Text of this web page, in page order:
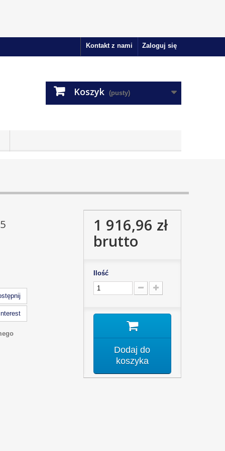
Zaloguj się
Kontakt z nami
Koszyk (pusty)
1 916,96 zł
brutto
Ilość
Dodaj do
koszyka